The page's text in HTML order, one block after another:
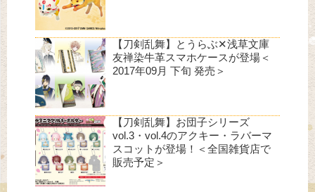
【刀剣乱舞】とうらぶ✕浅草文庫
友禅染牛革スマホケースが登場＜
2017年09月 下旬 発売＞
【刀剣乱舞】お団子シリーズ
vol.3・vol.4のアクキー・ラバーマ
スコットが登場！＜全国雑貨店で
販売予定＞